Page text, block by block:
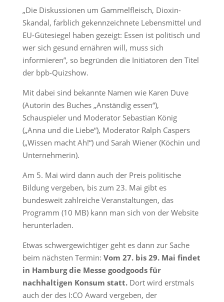
„Die Diskussionen um Gammelfleisch, Dioxin-
Skandal, farblich gekennzeichnete Lebensmittel und
EU-Gütesiegel haben gezeigt: Essen ist politisch und
wer sich gesund ernähren will, muss sich
informieren”, so begründen die Initiatoren den Titel
der bpb-Quizshow.
Mit dabei sind bekannte Namen wie Karen Duve
(Autorin des Buches „Anständig essen“),
Schauspieler und Moderator Sebastian König
(„Anna und die Liebe“), Moderator Ralph Caspers
(„Wissen macht Ah!“) und Sarah Wiener (Köchin und
Unternehmerin).
Am 5. Mai wird dann auch der Preis politische
Bildung vergeben, bis zum 23. Mai gibt es
bundesweit zahlreiche Veranstaltungen, das
Programm (10 MB) kann man sich von der Website
herunterladen.
Etwas schwergewichtiger geht es dann zur Sache
beim nächsten Termin: Vom 27. bis 29. Mai findet
in Hamburg die Messe goodgoods für
nachhaltigen Konsum statt.Dort wird erstmals
auch der des I:CO Award vergeben, der